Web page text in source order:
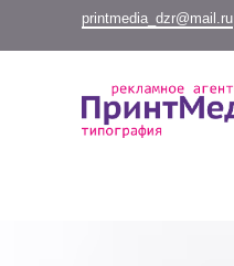
printmedia_dzr@mail.ru